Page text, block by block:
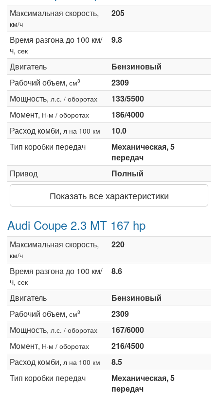
Максимальная скорость,
км/ч
205
Время разгона до 100 км/
ч, сек
9.8
Двигатель
Бензиновый
Рабочий объем, см3
2309
Мощность, л.с. / оборотах
133/5500
Момент, Н·м / оборотах
186/4000
Расход комби, л на 100 км
10.0
Тип коробки передач
Механическая, 5
передач
Привод
Полный
Показать все характеристики
Audi Coupe 2.3 MT 167 hp
Максимальная скорость,
км/ч
220
Время разгона до 100 км/
ч, сек
8.6
Двигатель
Бензиновый
Рабочий объем, см3
2309
Мощность, л.с. / оборотах
167/6000
Момент, Н·м / оборотах
216/4500
Расход комби, л на 100 км
8.5
Тип коробки передач
Механическая, 5
передач